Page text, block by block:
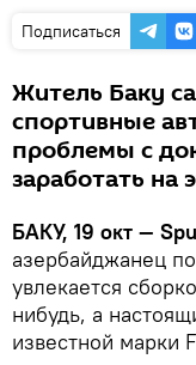
Подписаться
Житель Баку
спортивные
проблемы с
заработать на
БАКУ, 19 окт —
азербайджанец
увлекается
нибудь, а
известной марки